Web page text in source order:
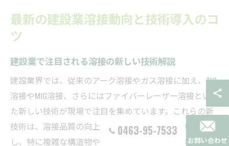
最新の建設業溶接動向と技術導入のコ
ツ
建設業で注目される溶接の新しい技術解説
建設業界では、従来のアーク溶接やガス溶接に加え、TIG
溶接やMIG溶接、さらにはファイバーレーザー溶接といっ
た新しい技術が現場で注目を集めています。これらの新
技術は、溶接品質の向上や作業効率の大幅な改善に寄与
し、特に複雑な構造物や精度が求められる工事でその効
0463-95-7533
お問い合わせ